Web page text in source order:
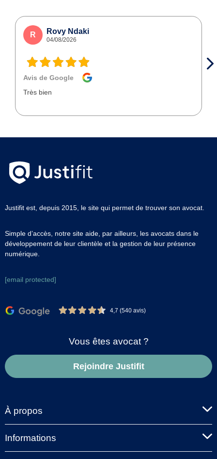
R Rovy Ndaki
04/08/2026
Avis de Google
Très bien
Justifit est, depuis 2015, le site qui permet de trouver son avocat.
Simple d’accès, notre site aide, par ailleurs, les avocats dans le
développement de leur clientèle et la gestion de leur présence
numérique.
[email protected]
4,7 (540 avis)
Vous êtes avocat ?
Rejoindre Justifit
À propos
Informations